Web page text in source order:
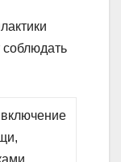
соблюдать